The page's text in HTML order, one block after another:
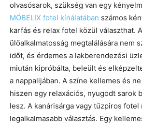
olvasósarok, szükség van egy
MÖBELIX fotel kínálatában számos
karfás és relax fotel közül választhat.
ülőalkalmatosság megtalálására nem
időt, és érdemes a lakberendezési
miután kipróbálta, beleült és
a nappalijában. A színe kellemes és
hiszen egy relaxációs, nyugodt sarok
lesz. A kanárisárga vagy tűzpiros
legalkalmasabb választás. Egy